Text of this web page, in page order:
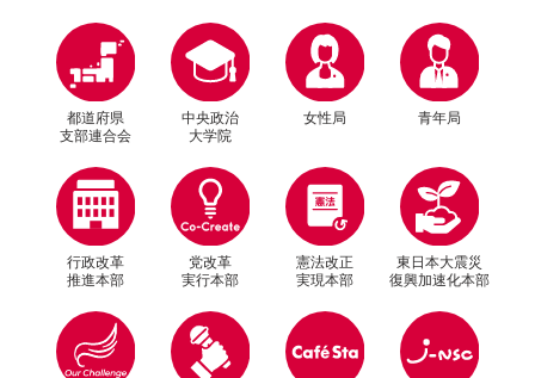
都道府県
支部連合会
中央政治
大学院
女性局 青年局
行政改革
推進本部
党改革
実行本部
憲法改正
実現本部
東日本大震災
復興加速化本部
別ウィンドウリンク別ウィンドウリンク